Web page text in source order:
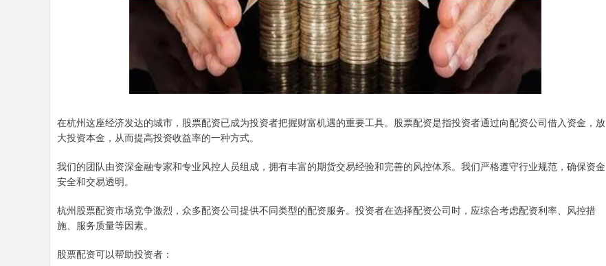
在杭州这座经济发达的城市，股票配资已成为投资者把握财富机遇的重要工具。股票配资是指投资者通过向配资公司借入资金，放
大投资本金，从而提高投资收益率的一种方式。
我们的团队由资深金融专家和专业风控人员组成，拥有丰富的期货交易经验和完善的风控体系。我们严格遵守行业规范，确保资金
安全和交易透明。
杭州股票配资市场竞争激烈，众多配资公司提供不同类型的配资服务。投资者在选择配资公司时，应综合考虑配资利率、风控措
施、服务质量等因素。
股票配资可以帮助投资者：